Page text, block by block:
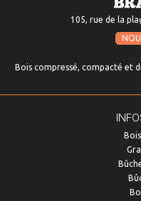
105, rue de la
Bois compressé, compacté et